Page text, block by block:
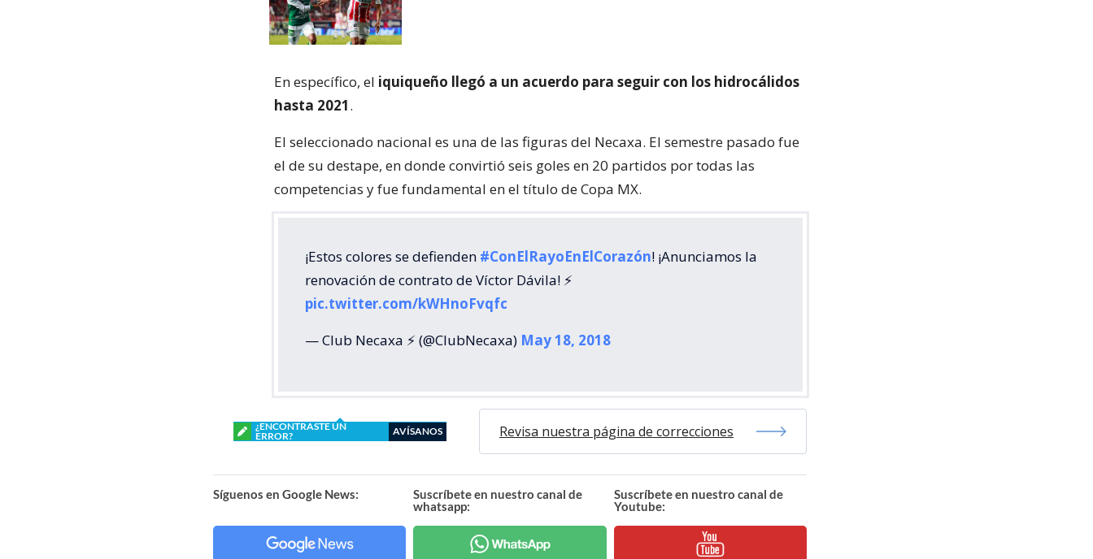
En específico, el iquiqueño llegó a un acuerdo para seguir con los hidrocálidos
hasta 2021.
El seleccionado nacional es una de las figuras del Necaxa. El semestre pasado fue
el de su destape, en donde convirtió seis goles en 20 partidos por todas las
competencias y fue fundamental en el título de Copa MX.
¡Estos colores se defienden #ConElRayoEnElCorazón! ¡Anunciamos la
renovación de contrato de Víctor Dávila! ⚡️
pic.twitter.com/kWHnoFvqfc
— Club Necaxa ⚡ (@ClubNecaxa) May 18, 2018
¿ENCONTRASTE UN
ERROR?
AVÍSANOS Revisa nuestra página de correcciones
Síguenos en Google News:
Suscríbete en nuestro canal de
whatsapp:
Suscríbete en nuestro canal de
Youtube: